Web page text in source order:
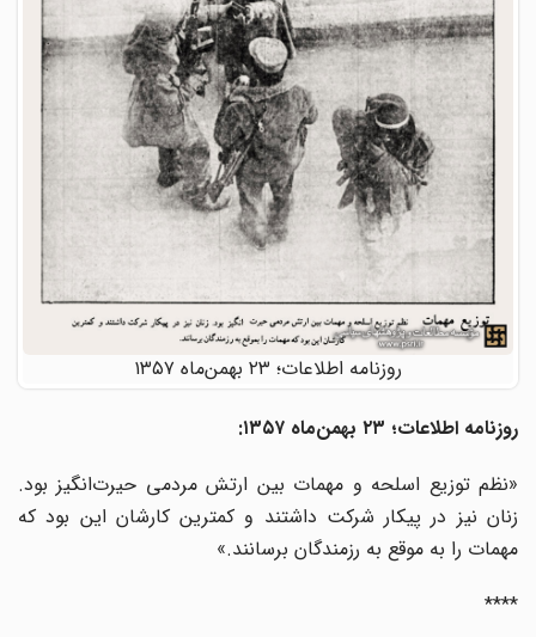
روزنامه اطلاعات؛ ۲۳ بهمن‌ماه ۱۳۵۷
روزنامه اطلاعات؛ ۲۳ بهمن‌ماه ۱۳۵۷:
«نظم توزیع اسلحه و مهمات بین ارتش مردمی حیرت‌انگیز بود.
زنان نیز در پیکار شرکت داشتند و کمترین کارشان این بود که
مهمات را به موقع به رزمندگان برسانند.»
****